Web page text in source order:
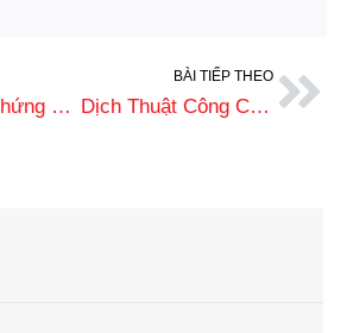
Dịch Công Chứng Giấy Chứng Nhận Thu Nhập Sang Tiếng Anh Chuẩn 2025
BÀI TIẾP THEO
Dịch Thuật Công Chứng Giấy Xác Nhận Kinh Nghiệm Làm Việc Lấy Nhanh